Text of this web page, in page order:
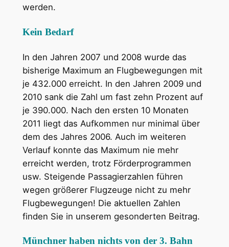
werden.
Kein Bedarf
In den Jahren 2007 und 2008 wurde das
bisherige Maximum an Flugbewegungen mit
je 432.000 erreicht. In den Jahren 2009 und
2010 sank die Zahl um fast zehn Prozent auf
je 390.000. Nach den ersten 10 Monaten
2011 liegt das Aufkommen nur minimal über
dem des Jahres 2006. Auch im weiteren
Verlauf konnte das Maximum nie mehr
erreicht werden, trotz Förderprogrammen
usw. Steigende Passagierzahlen führen
wegen größerer Flugzeuge nicht zu mehr
Flugbewegungen! Die aktuellen Zahlen
finden Sie in unserem gesonderten Beitrag.
Münchner haben nichts von der 3. Bahn